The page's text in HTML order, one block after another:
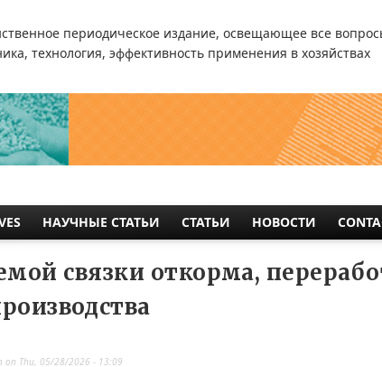
периодическое издание, освещающее все
технология, эффективность применения в хозяйствах
НАУЧНЫЕ СТАТЬИ СТАТЬИ НОВОСТИ
связки откорма,
on Thu, 05/28/2026 - 13:09